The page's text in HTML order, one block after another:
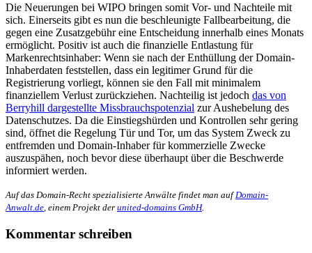
Die Neuerungen bei WIPO bringen somit Vor- und Nachteile mit
sich. Einerseits gibt es nun die beschleunigte Fallbearbeitung, die
gegen eine Zusatzgebühr eine Entscheidung innerhalb eines Monats
ermöglicht. Positiv ist auch die finanzielle Entlastung für
Markenrechtsinhaber: Wenn sie nach der Enthüllung der Domain-
Inhaberdaten feststellen, dass ein legitimer Grund für die
Registrierung vorliegt, können sie den Fall mit minimalem
finanziellem Verlust zurückziehen. Nachteilig ist jedoch das von
Berryhill dargestellte Missbrauchspotenzial zur Aushebelung des
Datenschutzes. Da die Einstiegshürden und Kontrollen sehr gering
sind, öffnet die Regelung Tür und Tor, um das System Zweck zu
entfremden und Domain-Inhaber für kommerzielle Zwecke
auszuspähen, noch bevor diese überhaupt über die Beschwerde
informiert werden.
Auf das Domain-Recht spezialisierte Anwälte findet man auf Domain-
Anwalt.de , einem Projekt der united-domains GmbH.
Kommentar schreiben